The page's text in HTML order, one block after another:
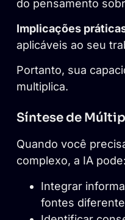
do pensamento
Implicações
aplicáveis ao seu
Portanto, sua
multiplica.
Síntese de
Quando você
complexo, a IA pode:
Integrar
fontes